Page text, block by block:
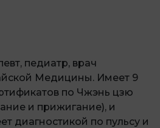
педиатр, врач
Медицины. Имеет 9
по Чжэнь цзю
и прижигание), и
диагностикой по пульсу и